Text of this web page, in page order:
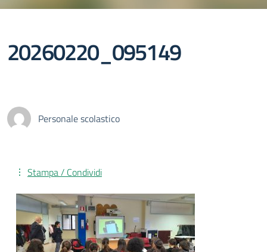
20260220_095149
Personale scolastico
Stampa / Condividi